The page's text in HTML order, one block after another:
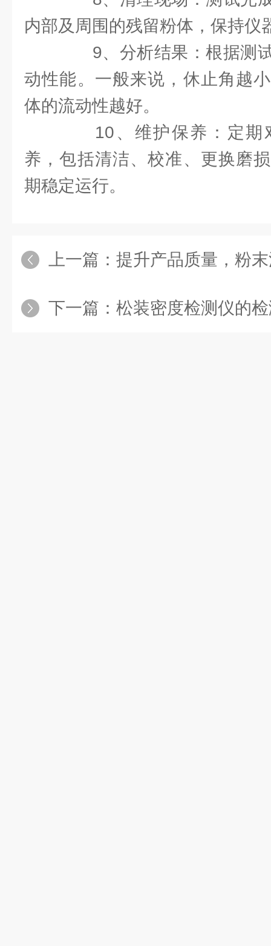
内部及周围的残留粉体，保持仪
9、分析结果：根据测试
动性能。一般来说，休止角越
体的流动性越好。
10、维护保养：定期
养，包括清洁、校准、更换磨
期稳定运行。
上一篇： 提升产品质量，粉末流动性
下一篇： 松装密度检测仪的